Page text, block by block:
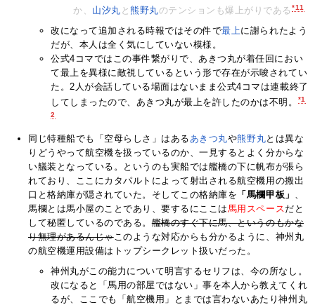
か、 山汐丸 と熊野丸のテンションも爆上がりである *11
改になって追加される時報ではその件で最上に謝られたよう
だが、本人は全く気にしていない模様。
公式4コマではこの事件繋がりで、あきつ丸が着任回におい
て最上を異様に敵視しているという形で存在が示唆されてい
た。2人が会話している場面はないまま公式4コマは連載終了
してしまったので、あきつ丸が最上を許したのかは不明。
*1
2
同じ特種船でも「空母らしさ」はある あきつ丸や熊野丸とは異な
りどうやって航空機を扱っているのか、一見するとよく分からな
い艤装となっている。というのも実船では艦橋の下に帆布が張ら
れており、ここにカタパルトによって射出される航空機用の搬出
口と格納庫が隠されていた。そしてこの格納庫を 「馬欄甲板」
馬欄とは馬小屋のことであり、要するにここは 馬用スペース だと
して秘匿しているのである。艦橋のすぐ下に馬、というのもかな
り無理があるんじゃこのような対応からも分かるように、神州丸
の航空機運用設備はトップシークレット扱いだった。
神州丸がこの能力について明言するセリフは、今の所なし。
改になると「馬用の部屋ではない」事を本人から教えてくれ
るが、ここでも「航空機用」とまでは言わないあたり神州丸